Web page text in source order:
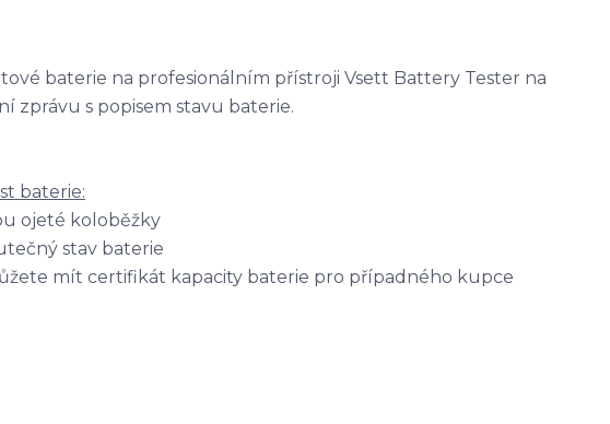
baterie na profesionálním přístroji Vsett Battery Tester na
zprávu s popisem stavu baterie.
baterie:
ojeté koloběžky
stav baterie
mít certifikát kapacity baterie pro případného kupce